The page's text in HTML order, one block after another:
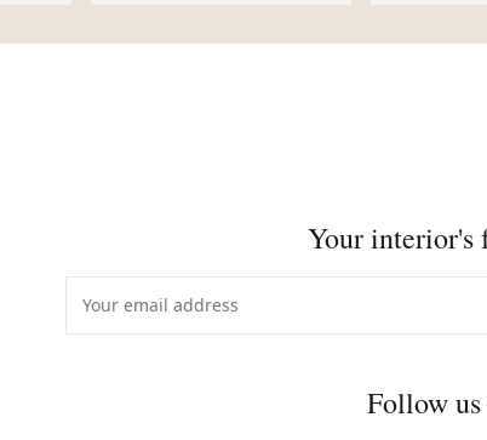
Your interior's
Follow us